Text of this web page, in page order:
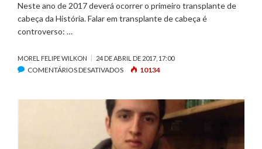
Neste ano de 2017 deverá ocorrer o primeiro transplante de
cabeça da História. Falar em transplante de cabeça é
controverso: …
MOREL FELIPE WILKON 24 DE ABRIL DE 2017, 17:00
COMENTÁRIOS DESATIVADOS
R
A
N
S
10134